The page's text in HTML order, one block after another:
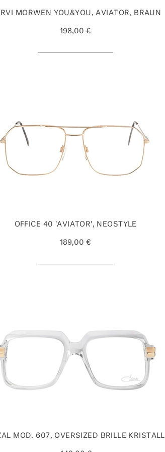
MORWEN YOU&YOU, AVIATOR, BRAUN
198,00 €
OFFICE 40 'AVIATOR', NEOSTYLE
189,00 €
MOD. 607, OVERSIZED BRILLE KRISTALL